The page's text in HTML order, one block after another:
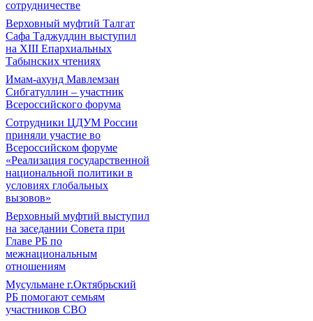
сотрудничестве
Верховный муфтий Талгат
Сафа Таджуддин выступил
на ХIII Епархиальных
Табынских чтениях
Имам-ахунд Мавлемзан
Сибгатуллин – участник
Всероссийского форума
Сотрудники ЦДУМ России
приняли участие во
Всероссийском форуме
«Реализация государственной
национальной политики в
условиях глобальных
вызовов»
Верховный муфтий выступил
на заседании Совета при
Главе РБ по
межнациональным
отношениям
Мусульмане г.Октябрьский
РБ помогают семьям
участников СВО